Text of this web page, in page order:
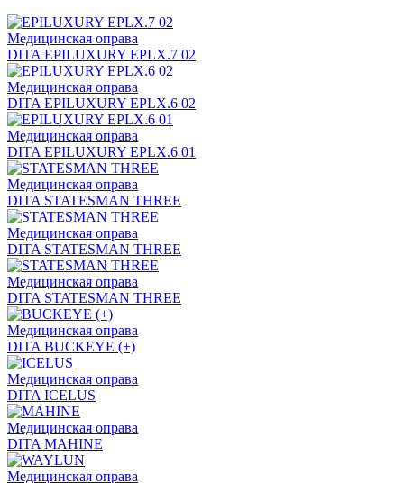
Медицинская оправа
DITA EPILUXURY EPLX.7 02
Медицинская оправа
DITA EPILUXURY EPLX.6 02
Медицинская оправа
DITA EPILUXURY EPLX.6 01
Медицинская оправа
DITA STATESMAN THREE
Медицинская оправа
DITA STATESMAN THREE
Медицинская оправа
DITA STATESMAN THREE
Медицинская оправа
DITA BUCKEYE (+)
Медицинская оправа
DITA ICELUS
Медицинская оправа
DITA MAHINE
Медицинская оправа